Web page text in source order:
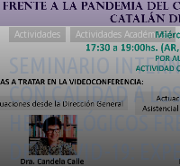
Actividades Actividades Académicas
SEMINARIO
CON CALIDAD A
HEMTOLÓGICOS
DEL COVID-19: